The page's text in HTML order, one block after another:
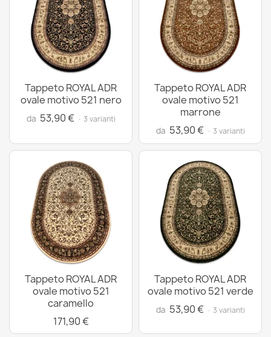
Tappeto ROYAL ADR
ovale motivo 521 nero
da 53,90 € · 3 varianti
Tappeto ROYAL ADR
ovale motivo 521
marrone
da 53,90 € · 3 varianti
Tappeto ROYAL ADR
ovale motivo 521
caramello
171,90 €
Tappeto ROYAL ADR
ovale motivo 521 verde
da 53,90 € · 3 varianti